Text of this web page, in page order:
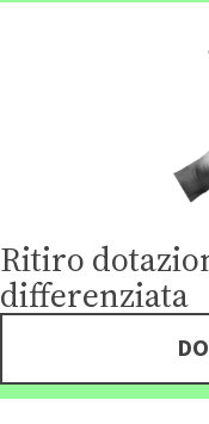
Ritiro
differenziata